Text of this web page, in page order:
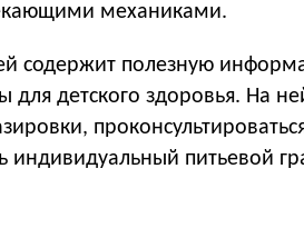
механиками.
содержит полезную
для детского здоровья. На
индивидуальный питьевой